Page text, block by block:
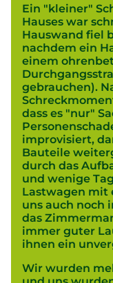
Ein "kleiner"
Hauses war
Hauswand fiel
nachdem ein
einem
gebrauchen).
dass es "nur"
improvisiert,
Bauteile
durch das
und wenige
Lastwagen mit
uns auch noch
das
immer guter
ihnen ein
Wir wurden